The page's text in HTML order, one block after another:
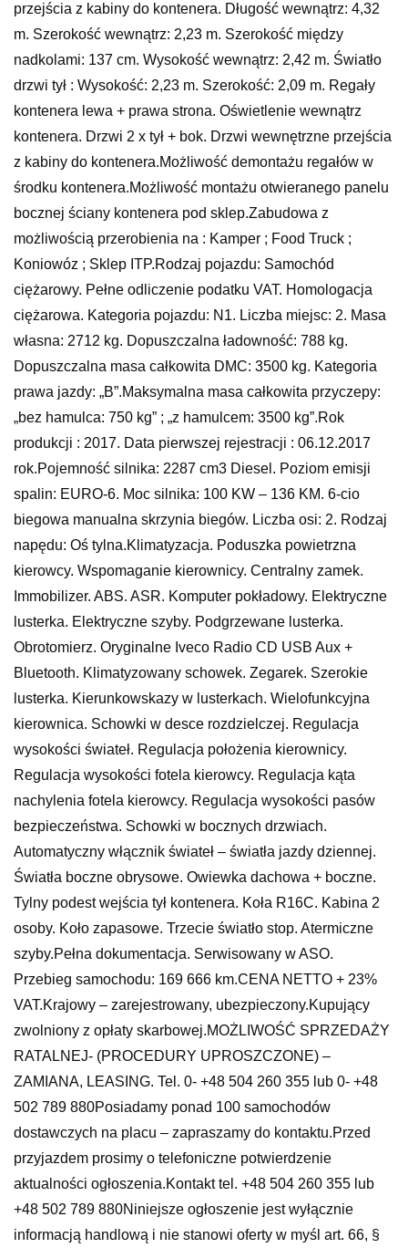
przejścia z kabiny do kontenera. Długość wewnątrz: 4,32
m. Szerokość wewnątrz: 2,23 m. Szerokość między
nadkolami: 137 cm. Wysokość wewnątrz: 2,42 m. Światło
drzwi tył : Wysokość: 2,23 m. Szerokość: 2,09 m. Regały
kontenera lewa + prawa strona. Oświetlenie wewnątrz
kontenera. Drzwi 2 x tył + bok. Drzwi wewnętrzne przejścia
z kabiny do kontenera.Możliwość demontażu regałów w
środku kontenera.Możliwość montażu otwieranego panelu
bocznej ściany kontenera pod sklep.Zabudowa z
możliwością przerobienia na : Kamper ; Food Truck ;
Koniowóz ; Sklep ITP.Rodzaj pojazdu: Samochód
ciężarowy. Pełne odliczenie podatku VAT. Homologacja
ciężarowa. Kategoria pojazdu: N1. Liczba miejsc: 2. Masa
własna: 2712 kg. Dopuszczalna ładowność: 788 kg.
Dopuszczalna masa całkowita DMC: 3500 kg. Kategoria
prawa jazdy: „B”.Maksymalna masa całkowita przyczepy:
„bez hamulca: 750 kg” ; „z hamulcem: 3500 kg”.Rok
produkcji : 2017. Data pierwszej rejestracji : 06.12.2017
rok.Pojemność silnika: 2287 cm3 Diesel. Poziom emisji
spalin: EURO-6. Moc silnika: 100 KW – 136 KM. 6-cio
biegowa manualna skrzynia biegów. Liczba osi: 2. Rodzaj
napędu: Oś tylna.Klimatyzacja. Poduszka powietrzna
kierowcy. Wspomaganie kierownicy. Centralny zamek.
Immobilizer. ABS. ASR. Komputer pokładowy. Elektryczne
lusterka. Elektryczne szyby. Podgrzewane lusterka.
Obrotomierz. Oryginalne Iveco Radio CD USB Aux +
Bluetooth. Klimatyzowany schowek. Zegarek. Szerokie
lusterka. Kierunkowskazy w lusterkach. Wielofunkcyjna
kierownica. Schowki w desce rozdzielczej. Regulacja
wysokości świateł. Regulacja położenia kierownicy.
Regulacja wysokości fotela kierowcy. Regulacja kąta
nachylenia fotela kierowcy. Regulacja wysokości pasów
bezpieczeństwa. Schowki w bocznych drzwiach.
Automatyczny włącznik świateł – światła jazdy dziennej.
Światła boczne obrysowe. Owiewka dachowa + boczne.
Tylny podest wejścia tył kontenera. Koła R16C. Kabina 2
osoby. Koło zapasowe. Trzecie światło stop. Atermiczne
szyby.Pełna dokumentacja. Serwisowany w ASO.
Przebieg samochodu: 169 666 km.CENA NETTO + 23%
VAT.Krajowy – zarejestrowany, ubezpieczony.Kupujący
zwolniony z opłaty skarbowej.MOŻLIWOŚĆ SPRZEDAŻY
RATALNEJ- (PROCEDURY UPROSZCZONE) –
ZAMIANA, LEASING. Tel. 0- +48 504 260 355 lub 0- +48
502 789 880Posiadamy ponad 100 samochodów
dostawczych na placu – zapraszamy do kontaktu.Przed
przyjazdem prosimy o telefoniczne potwierdzenie
aktualności ogłoszenia.Kontakt tel. +48 504 260 355 lub
+48 502 789 880Niniejsze ogłoszenie jest wyłącznie
informacją handlową i nie stanowi oferty w myśl art. 66, §